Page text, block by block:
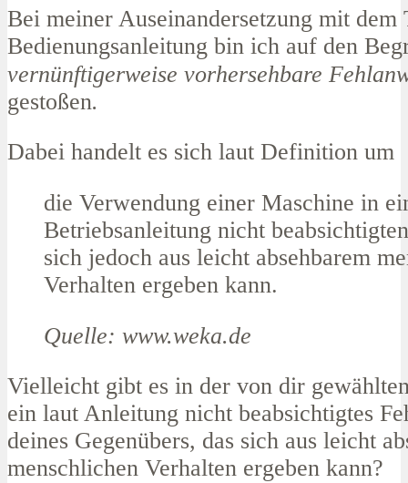
Bei meiner Auseinandersetzung mit dem
Bedienungsanleitung bin ich auf den
vernünftigerweise vorhersehbare
gestoßen.
Dabei handelt es sich laut Definition um
die Verwendung einer Maschine in
Betriebsanleitung nicht
sich jedoch aus leicht absehbarem
Verhalten ergeben kann.
Quelle: www.weka.de
Vielleicht gibt es in der von dir
ein laut Anleitung nicht beabsichtigtes
deines Gegenübers, das sich aus leicht
menschlichen Verhalten ergeben kann?